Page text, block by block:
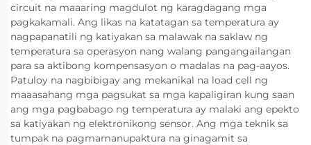
circuit na maaaring magdulot ng karagdagang mga
pagkakamali. Ang likas na katatagan sa temperatura ay
nagpapanatili ng katiyakan sa malawak na saklaw ng
temperatura sa operasyon nang walang pangangailangan
para sa aktibong kompensasyon o madalas na pag-aayos.
Patuloy na nagbibigay ang mekanikal na load cell ng
maaasahang mga pagsukat sa mga kapaligiran kung saan
ang mga pagbabago ng temperatura ay malaki ang epekto
sa katiyakan ng elektronikong sensor. Ang mga teknik sa
tumpak na pagmamanupaktura na ginagamit sa